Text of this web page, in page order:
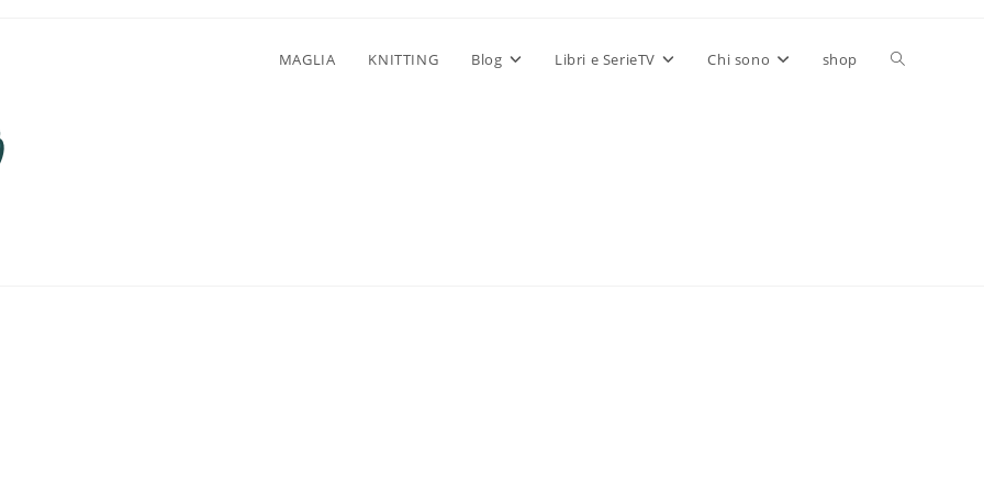
MAGLIA KNITTING Blog Libri e SerieTV Chi sono shop Attiva/